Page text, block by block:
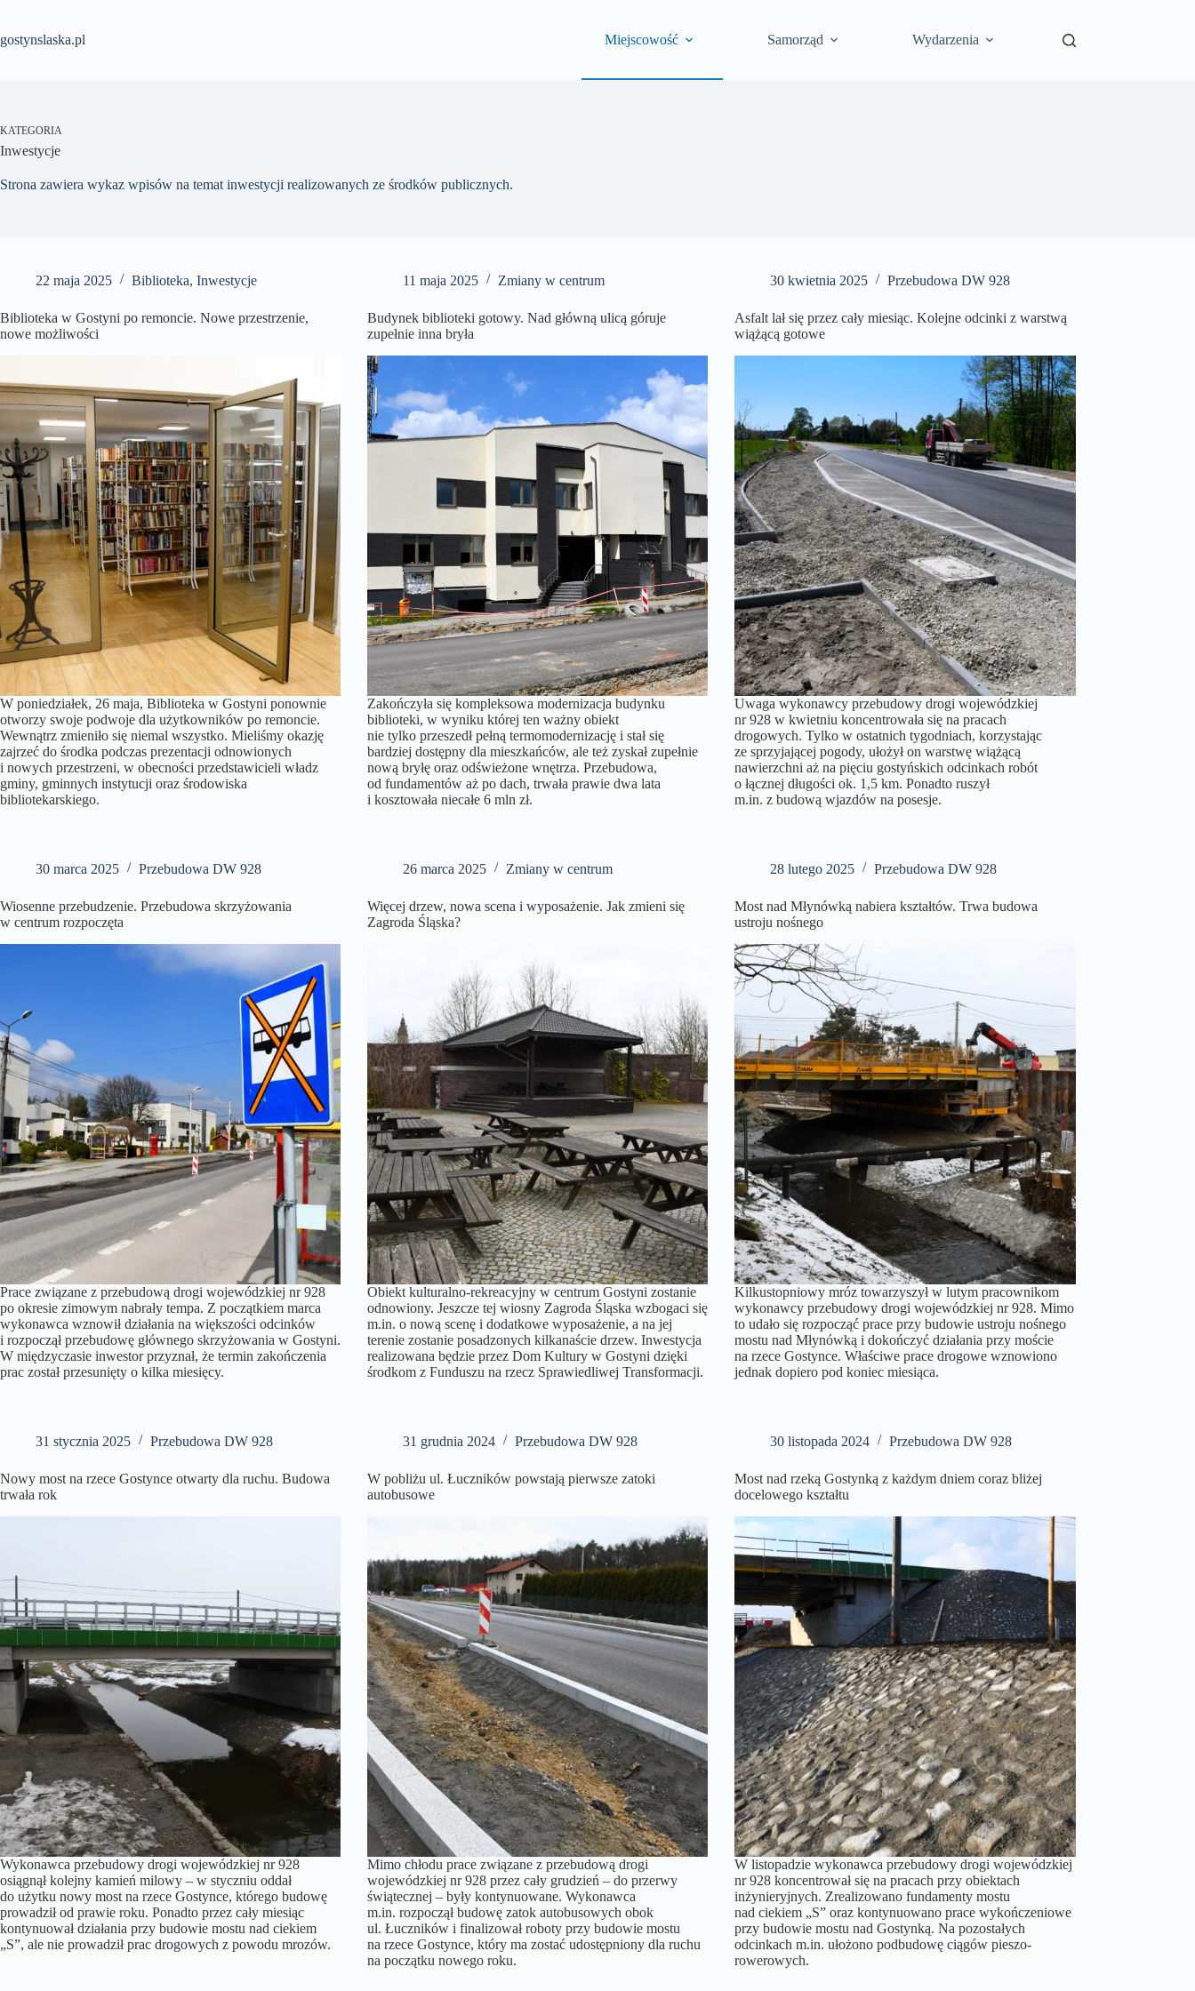
treści
gostynslaska.pl Miejscowość Samorząd Wydarzenia
KATEGORIA
Inwestycje
Strona zawiera wykaz wpisów na temat inwestycji realizowanych ze środków publicznych.
22 maja 2025 Biblioteka, Inwestycje
Biblioteka w Gostyni po remoncie. Nowe przestrzenie,
nowe możliwości
W poniedziałek, 26 maja, Biblioteka w Gostyni ponownie
otworzy swoje podwoje dla użytkowników po remoncie.
Wewnątrz zmieniło się niemal wszystko. Mieliśmy okazję
zajrzeć do środka podczas prezentacji odnowionych
i nowych przestrzeni, w obecności przedstawicieli władz
gminy, gminnych instytucji oraz środowiska
bibliotekarskiego.
11 maja 2025 Zmiany w centrum
Budynek biblioteki gotowy. Nad główną ulicą góruje
zupełnie inna bryła
Zakończyła się kompleksowa modernizacja budynku
biblioteki, w wyniku której ten ważny obiekt
nie tylko przeszedł pełną termomodernizację i stał się
bardziej dostępny dla mieszkańców, ale też zyskał zupełnie
nową bryłę oraz odświeżone wnętrza. Przebudowa,
od fundamentów aż po dach, trwała prawie dwa lata
i kosztowała niecałe 6 mln zł.
30 kwietnia 2025 Przebudowa DW 928
Asfalt lał się przez cały miesiąc. Kolejne odcinki z warstwą
wiążącą gotowe
Uwaga wykonawcy przebudowy drogi wojewódzkiej
nr 928 w kwietniu koncentrowała się na pracach
drogowych. Tylko w ostatnich tygodniach, korzystając
ze sprzyjającej pogody, ułożył on warstwę wiążącą
nawierzchni aż na pięciu gostyńskich odcinkach robót
o łącznej długości ok. 1,5 km. Ponadto ruszył
m.in. z budową wjazdów na posesje.
30 marca 2025 Przebudowa DW 928
Wiosenne przebudzenie. Przebudowa skrzyżowania
w centrum rozpoczęta
Prace związane z przebudową drogi wojewódzkiej nr 928
po okresie zimowym nabrały tempa. Z początkiem marca
wykonawca wznowił działania na większości odcinków
i rozpoczął przebudowę głównego skrzyżowania w Gostyni.
W międzyczasie inwestor przyznał, że termin zakończenia
prac został przesunięty o kilka miesięcy.
26 marca 2025 Zmiany w centrum
Więcej drzew, nowa scena i wyposażenie. Jak zmieni się
Zagroda Śląska?
Obiekt kulturalno-rekreacyjny w centrum Gostyni zostanie
odnowiony. Jeszcze tej wiosny Zagroda Śląska wzbogaci się
m.in. o nową scenę i dodatkowe wyposażenie, a na jej
terenie zostanie posadzonych kilkanaście drzew. Inwestycja
realizowana będzie przez Dom Kultury w Gostyni dzięki
środkom z Funduszu na rzecz Sprawiedliwej Transformacji.
28 lutego 2025 Przebudowa DW 928
Most nad Młynówką nabiera kształtów. Trwa budowa
ustroju nośnego
Kilkustopniowy mróz towarzyszył w lutym pracownikom
wykonawcy przebudowy drogi wojewódzkiej nr 928. Mimo
to udało się rozpocząć prace przy budowie ustroju nośnego
mostu nad Młynówką i dokończyć działania przy moście
na rzece Gostynce. Właściwe prace drogowe wznowiono
jednak dopiero pod koniec miesiąca.
31 stycznia 2025 Przebudowa DW 928
Nowy most na rzece Gostynce otwarty dla ruchu. Budowa
trwała rok
Wykonawca przebudowy drogi wojewódzkiej nr 928
osiągnął kolejny kamień milowy – w styczniu oddał
do użytku nowy most na rzece Gostynce, którego budowę
prowadził od prawie roku. Ponadto przez cały miesiąc
kontynuował działania przy budowie mostu nad ciekiem
„S”, ale nie prowadził prac drogowych z powodu mrozów.
31 grudnia 2024 Przebudowa DW 928
W pobliżu ul. Łuczników powstają pierwsze zatoki
autobusowe
Mimo chłodu prace związane z przebudową drogi
wojewódzkiej nr 928 przez cały grudzień – do przerwy
świątecznej – były kontynuowane. Wykonawca
m.in. rozpoczął budowę zatok autobusowych obok
ul. Łuczników i finalizował roboty przy budowie mostu
na rzece Gostynce, który ma zostać udostępniony dla ruchu
na początku nowego roku.
30 listopada 2024 Przebudowa DW 928
Most nad rzeką Gostynką z każdym dniem coraz bliżej
docelowego kształtu
W listopadzie wykonawca przebudowy drogi wojewódzkiej
nr 928 koncentrował się na pracach przy obiektach
inżynieryjnych. Zrealizowano fundamenty mostu
nad ciekiem „S” oraz kontynuowano prace wykończeniowe
przy budowie mostu nad Gostynką. Na pozostałych
odcinkach m.in. ułożono podbudowę ciągów pieszo-
rowerowych.